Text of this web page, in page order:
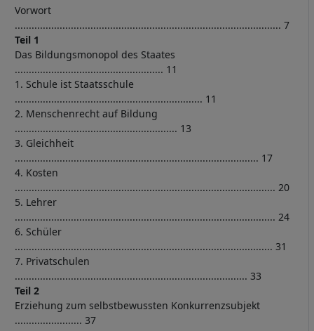
Vorwort
............................................................................................... 7
Teil 1
Das Bildungsmonopol des Staates
..................................................... 11
1. Schule ist Staatsschule
................................................................... 11
2. Menschenrecht auf Bildung
.......................................................... 13
3. Gleichheit
....................................................................................... 17
4. Kosten
............................................................................................. 20
5. Lehrer
............................................................................................. 24
6. Schüler
............................................................................................ 31
7. Privatschulen
................................................................................... 33
Teil 2
Erziehung zum selbstbewussten Konkurrenzsubjekt
........................ 37